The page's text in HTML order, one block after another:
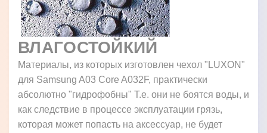
ВЛАГОСТОЙКИЙ
Материалы, из которых изготовлен чехол "LUXON"
для Samsung A03 Core A032F, практически
абсолютно "гидрофобны" Т.е. они не боятся воды, и
как следствие в процессе эксплуатации грязь,
которая может попасть на аксессуар, не будет